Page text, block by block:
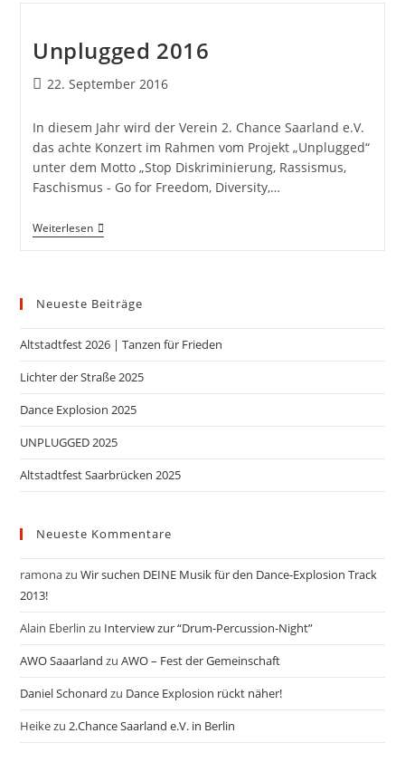
Unplugged 2016
22. September 2016
In diesem Jahr wird der Verein 2. Chance Saarland e.V.
das achte Konzert im Rahmen vom Projekt „Unplugged“
unter dem Motto „Stop Diskriminierung, Rassismus,
Faschismus - Go for Freedom, Diversity,…
Weiterlesen
Neueste Beiträge
Altstadtfest 2026 | Tanzen für Frieden
Lichter der Straße 2025
Dance Explosion 2025
UNPLUGGED 2025
Altstadtfest Saarbrücken 2025
Neueste Kommentare
ramonazuWir suchen DEINE Musik für den Dance-Explosion Track
2013!
Alain Eberlin zu Interview zur “Drum-Percussion-Night”
AWO Saaarland zuAWO – Fest der Gemeinschaft
Daniel Schonard zu Dance Explosion rückt näher!
Heikezu2.Chance Saarland e.V. in Berlin